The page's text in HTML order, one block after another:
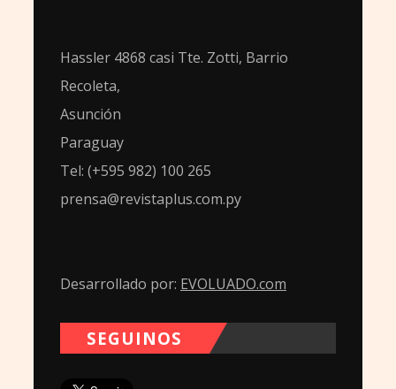
Hassler 4868 casi Tte. Zotti, Barrio
Recoleta,
Asunción
Paraguay
Tel: (+595 982) 100 265
prensa@revistaplus.com.py
Desarrollado por: EVOLUADO.com
SEGUINOS